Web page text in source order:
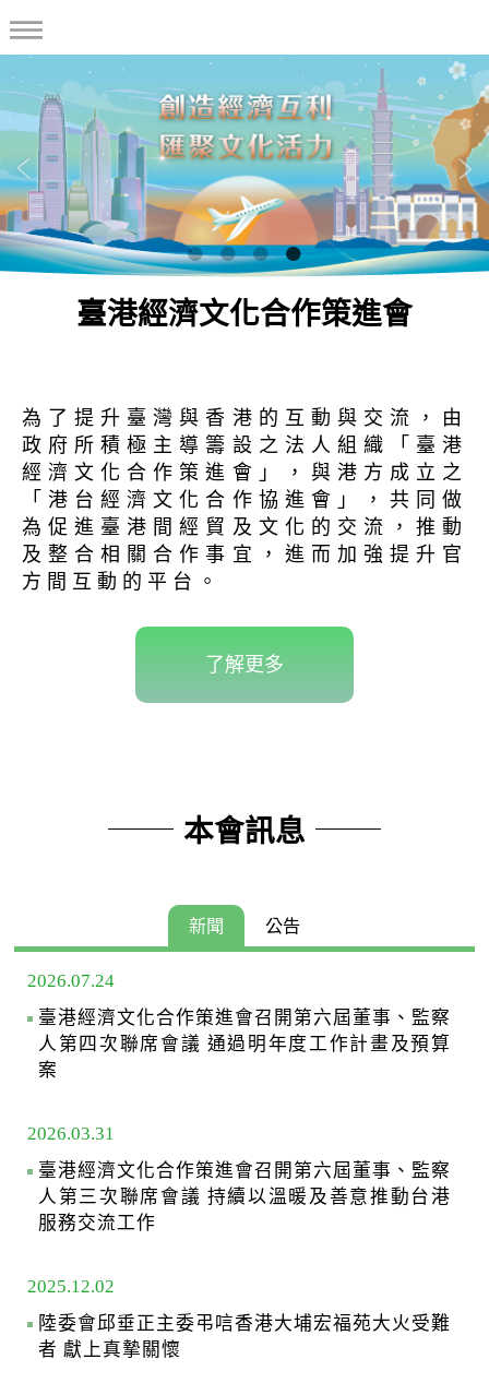
臺港經濟文化合作策進會
為了提升臺灣與香港的互動與交流，由
政府所積極主導籌設之法人組織「臺港
經濟文化合作策進會」，與港方成立之
「港台經濟文化合作協進會」，共同做
為促進臺港間經貿及文化的交流，推動
及整合相關合作事宜，進而加強提升官
方間互動的平台。
了解更多
本會訊息
新聞 公告
2026.07.24
臺港經濟文化合作策進會召開第六屆董事、監察
人第四次聯席會議 通過明年度工作計畫及預算
案
2026.03.31
臺港經濟文化合作策進會召開第六屆董事、監察
人第三次聯席會議 持續以溫暖及善意推動台港
服務交流工作
2025.12.02
陸委會邱垂正主委弔唁香港大埔宏福苑大火受難
者 獻上真摯關懷